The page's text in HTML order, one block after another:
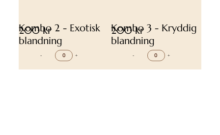
200 kr
Kombo 2 - Exotisk
blandning
- +
200 kr
Kombo 3 - Kryddig
blandning
- +